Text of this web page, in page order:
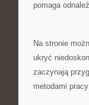
pomaga
Na stronie
ukryć
zaczynają
metodami